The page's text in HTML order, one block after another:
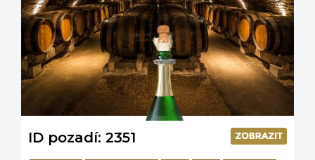
ID pozadí: 2351